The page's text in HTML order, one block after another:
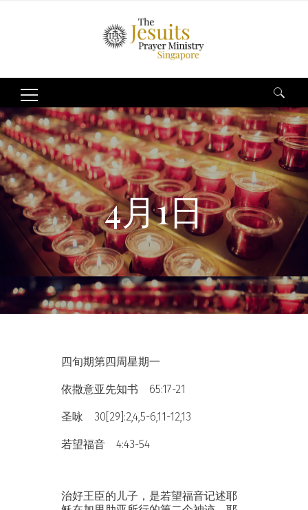
Search
for:
4月1日
四旬期第四周星期一
依撒意亚先知书 65:17-21
圣咏 30[29]:2,4,5-6,11-12,13
若望福音 4:43-54
治好王臣的儿子，是若望福音记述耶